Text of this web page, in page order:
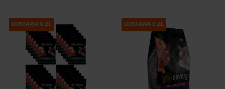
PAKIET
DOSTAWA 0 ZŁ DOSTAWA 0 ZŁ